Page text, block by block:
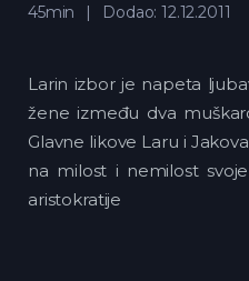
45min Dodao: 12.12.2011
Larin izbor je napeta
žene između dva
Glavne likove Laru i
na milost i nemilost
aristokratije